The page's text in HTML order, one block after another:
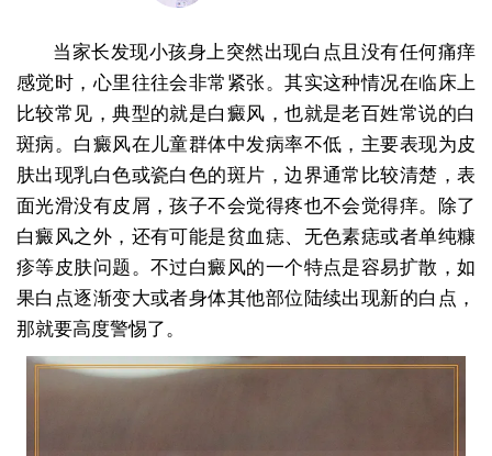
当家长发现小孩身上突然出现白点且没有任何痛痒
感觉时，心里往往会非常紧张。其实这种情况在临床上
比较常见，典型的就是白癜风，也就是老百姓常说的白
斑病。白癜风在儿童群体中发病率不低，主要表现为皮
肤出现乳白色或瓷白色的斑片，边界通常比较清楚，表
面光滑没有皮屑，孩子不会觉得疼也不会觉得痒。除了
白癜风之外，还有可能是贫血痣、无色素痣或者单纯糠
疹等皮肤问题。不过白癜风的一个特点是容易扩散，如
果白点逐渐变大或者身体其他部位陆续出现新的白点，
那就要高度警惕了。